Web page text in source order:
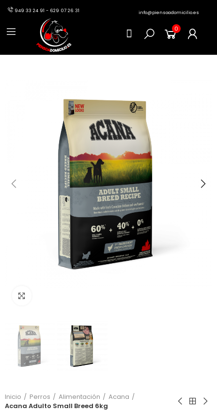
949 33 24 91 - 629 07 26 31 info@piensoadomicilio.es
0
Inicio Perros Alimentación
Acana
Acana Adulto Small Breed 6kg